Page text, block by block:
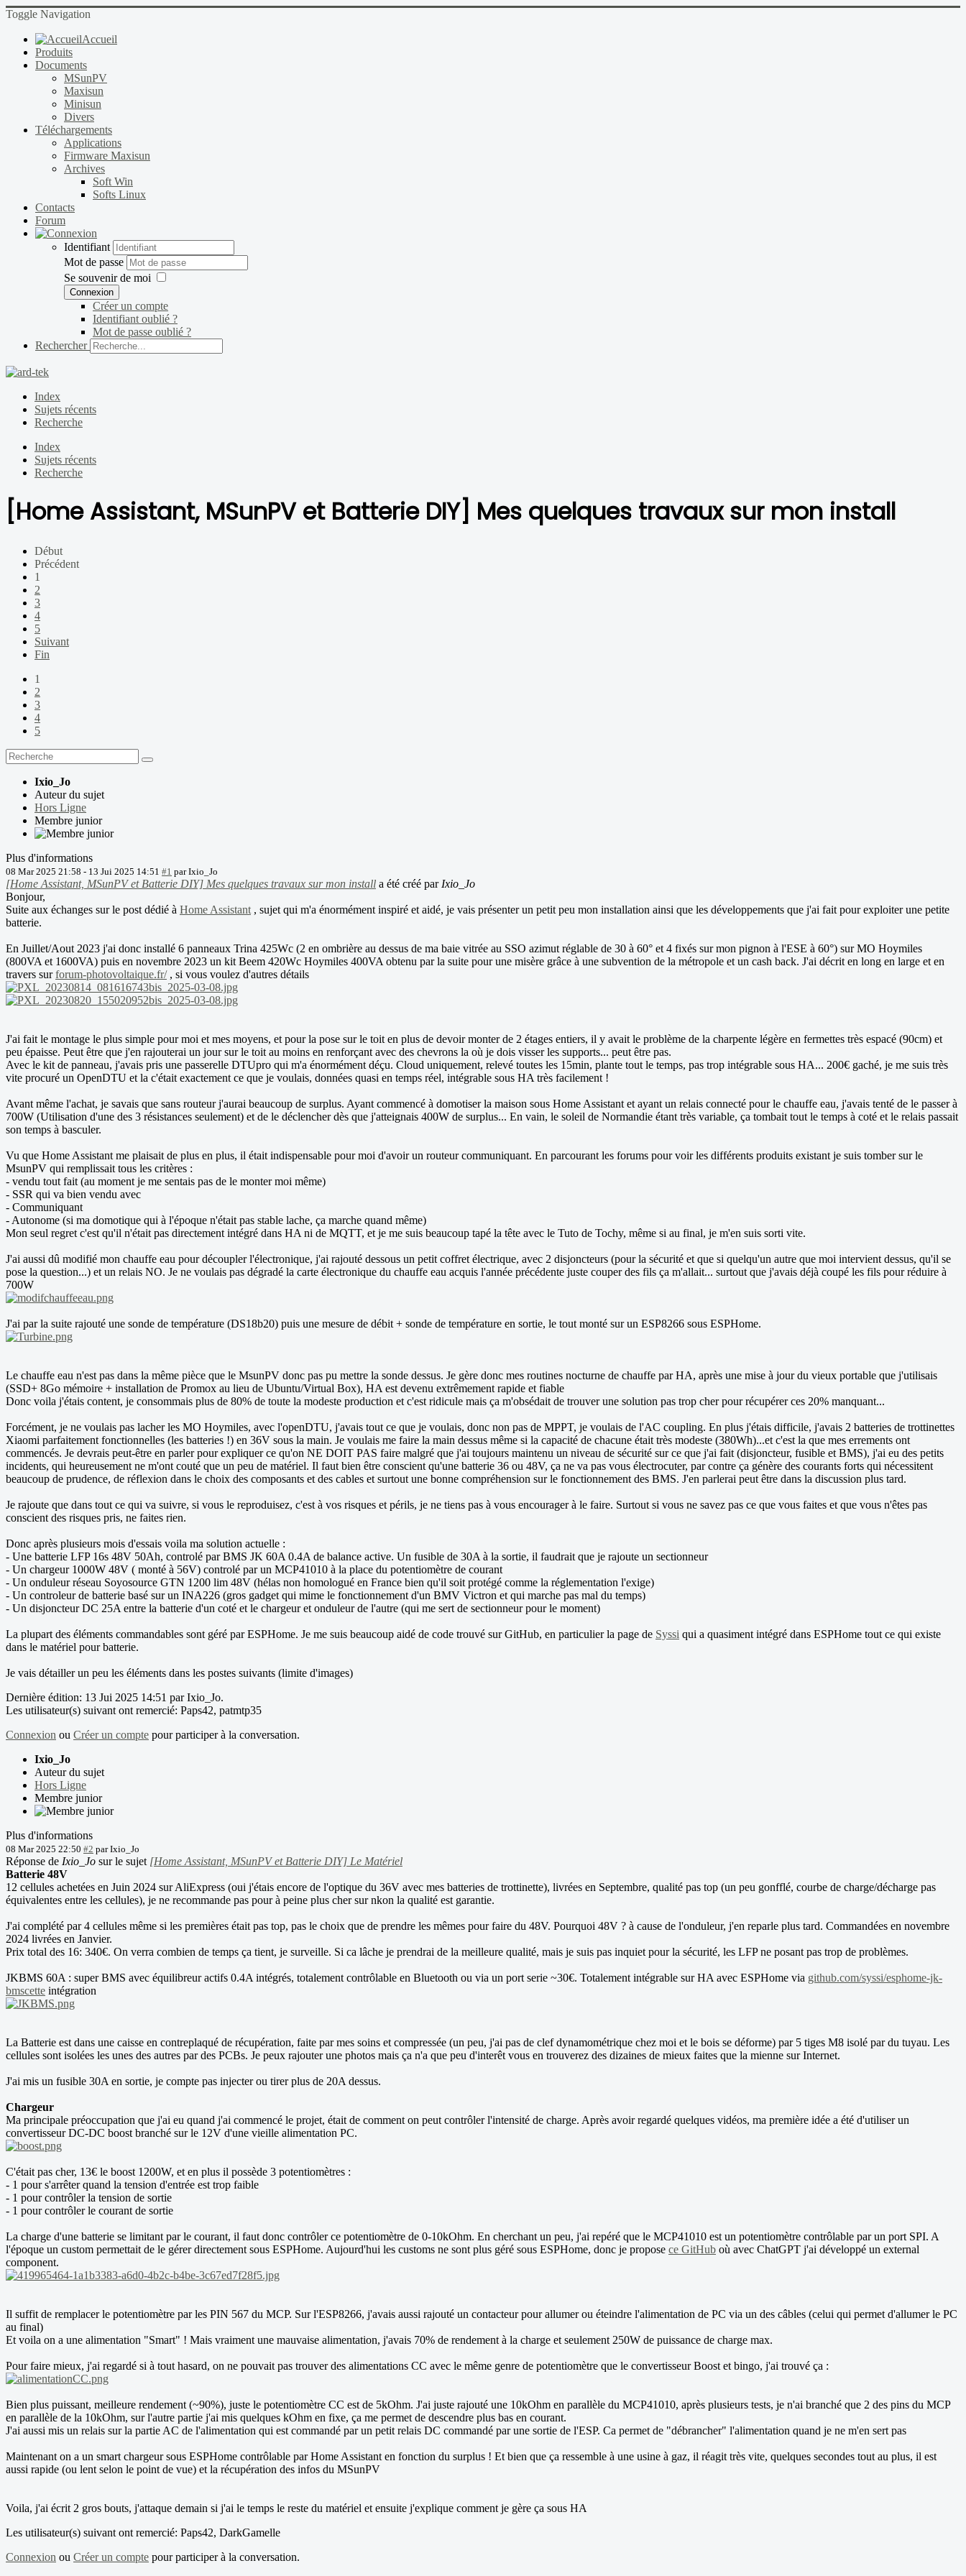
Toggle Navigation
Accueil
Produits
Documents
MSunPV
Maxisun
Minisun
Divers
Téléchargements
Applications
Firmware Maxisun
Archives
Soft Win
Softs Linux
Contacts
Forum
Identifiant
Mot de passe
Se souvenir de moi
Connexion
Créer un compte
Identifiant oublié ?
Mot de passe oublié ?
Rechercher
Index
Sujets récents
Recherche
Index
Sujets récents
Recherche
[Home Assistant, MSunPV et Batterie DIY] Mes quelques travaux sur mon install
Début
Précédent
1
2
3
4
5
Suivant
Fin
1
2
3
4
5
Ixio_Jo
Auteur du sujet
Hors Ligne
Membre junior
Plus d'informations
08 Mar 2025 21:58 - 13 Jui 2025 14:51 #1 parIxio_Jo
[Home Assistant, MSunPV et Batterie DIY] Mes quelques travaux sur mon install a été créé par Ixio_Jo
Bonjour,
Suite aux échanges sur le post dédié à Home Assistant , sujet qui m'a énormément inspiré et aidé, je vais présenter un petit peu mon installation ainsi que les développements que j'ai fait pour exploiter une petite
batterie.
En Juillet/Aout 2023 j'ai donc installé 6 panneaux Trina 425Wc (2 en ombrière au dessus de ma baie vitrée au SSO azimut réglable de 30 à 60° et 4 fixés sur mon pignon à l'ESE à 60°) sur MO Hoymiles
(800VA et 1600VA) puis en novembre 2023 un kit Beem 420Wc Hoymiles 400VA obtenu par la suite pour une misère grâce à une subvention de la métropole et un cash back. J'ai décrit en long en large et en
travers surforum-photovoltaique.fr/, si vous voulez d'autres détails
J'ai fait le montage le plus simple pour moi et mes moyens, et pour la pose sur le toit en plus de devoir monter de 2 étages entiers, il y avait le problème de la charpente légère en fermettes très espacé (90cm) et
peu épaisse. Peut être que j'en rajouterai un jour sur le toit au moins en renforçant avec des chevrons la où je dois visser les supports... peut être pas.
Avec le kit de panneau, j'avais pris une passerelle DTUpro qui m'a énormément déçu. Cloud uniquement, relevé toutes les 15min, plante tout le temps, pas trop intégrable sous HA... 200€ gaché, je me suis très
vite procuré un OpenDTU et la c'était exactement ce que je voulais, données quasi en temps réel, intégrable sous HA très facilement !
Avant même l'achat, je savais que sans routeur j'aurai beaucoup de surplus. Ayant commencé à domotiser la maison sous Home Assistant et ayant un relais connecté pour le chauffe eau, j'avais tenté de le passer à
700W (Utilisation d'une des 3 résistances seulement) et de le déclencher dès que j'atteignais 400W de surplus... En vain, le soleil de Normandie étant très variable, ça tombait tout le temps à coté et le relais passait
son temps à basculer.
Vu que Home Assistant me plaisait de plus en plus, il était indispensable pour moi d'avoir un routeur communiquant. En parcourant les forums pour voir les différents produits existant je suis tomber sur le
MsunPV qui remplissait tous les critères :
- vendu tout fait (au moment je me sentais pas de le monter moi même)
- SSR qui va bien vendu avec
- Communiquant
- Autonome (si ma domotique qui à l'époque n'était pas stable lache, ça marche quand même)
Mon seul regret c'est qu'il n'était pas directement intégré dans HA ni de MQTT, et je me suis beaucoup tapé la tête avec le Tuto de Tochy, même si au final, je m'en suis sorti vite.
J'ai aussi dû modifié mon chauffe eau pour découpler l'électronique, j'ai rajouté dessous un petit coffret électrique, avec 2 disjoncteurs (pour la sécurité et que si quelqu'un autre que moi intervient dessus, qu'il se
pose la question...) et un relais NO. Je ne voulais pas dégradé la carte électronique du chauffe eau acquis l'année précédente juste couper des fils ça m'allait... surtout que j'avais déjà coupé les fils pour réduire à
700W
J'ai par la suite rajouté une sonde de température (DS18b20) puis une mesure de débit + sonde de température en sortie, le tout monté sur un ESP8266 sous ESPHome.
Le chauffe eau n'est pas dans la même pièce que le MsunPV donc pas pu mettre la sonde dessus. Je gère donc mes routines nocturne de chauffe par HA, après une mise à jour du vieux portable que j'utilisais
(SSD+ 8Go mémoire + installation de Promox au lieu de Ubuntu/Virtual Box), HA est devenu extrêmement rapide et fiable
Donc voila j'étais content, je consommais plus de 80% de toute la modeste production et c'est ridicule mais ça m'obsédait de trouver une solution pas trop cher pour récupérer ces 20% manquant...
Forcément, je ne voulais pas lacher les MO Hoymiles, avec l'openDTU, j'avais tout ce que je voulais, donc non pas de MPPT, je voulais de l'AC coupling. En plus j'étais difficile, j'avais 2 batteries de trottinettes
Xiaomi parfaitement fonctionnelles (les batteries !) en 36V sous la main. Je voulais me faire la main dessus même si la capacité de chacune était très modeste (380Wh)...et c'est la que mes errements ont
commencés. Je devrais peut-être en parler pour expliquer ce qu'on NE DOIT PAS faire malgré que j'ai toujours maintenu un niveau de sécurité sur ce que j'ai fait (disjoncteur, fusible et BMS), j'ai eu des petits
incidents, qui heureusement ne m'ont couté que un peu de matériel. Il faut bien être conscient qu'une batterie 36 ou 48V, ça ne va pas vous électrocuter, par contre ça génère des courants forts qui nécessitent
beaucoup de prudence, de réflexion dans le choix des composants et des cables et surtout une bonne compréhension sur le fonctionnement des BMS. J'en parlerai peut être dans la discussion plus tard.
Je rajoute que dans tout ce qui va suivre, si vous le reproduisez, c'est à vos risques et périls, je ne tiens pas à vous encourager à le faire. Surtout si vous ne savez pas ce que vous faites et que vous n'êtes pas
conscient des risques pris, ne faites rien.
Donc après plusieurs mois d'essais voila ma solution actuelle :
- Une batterie LFP 16s 48V 50Ah, controlé par BMS JK 60A 0.4A de balance active. Un fusible de 30A à la sortie, il faudrait que je rajoute un sectionneur
- Un chargeur 1000W 48V ( monté à 56V) controlé par un MCP41010 à la place du potentiomètre de courant
- Un onduleur réseau Soyosource GTN 1200 lim 48V (hélas non homologué en France bien qu'il soit protégé comme la réglementation l'exige)
- Un controleur de batterie basé sur un INA226 (gros gadget qui mime le fonctionnement d'un BMV Victron et qui marche pas mal du temps)
- Un disjoncteur DC 25A entre la batterie d'un coté et le chargeur et onduleur de l'autre (qui me sert de sectionneur pour le moment)
La plupart des éléments commandables sont géré par ESPHome. Je me suis beaucoup aidé de code trouvé sur GitHub, en particulier la page de Syssi qui a quasiment intégré dans ESPHome tout ce qui existe
dans le matériel pour batterie.
Je vais détailler un peu les éléments dans les postes suivants (limite d'images)
Dernière édition: 13 Jui 2025 14:51 parIxio_Jo.
Les utilisateur(s) suivant ont remercié: Paps42, patmtp35
Connexion ou Créer un compte pour participer à la conversation.
Ixio_Jo
Auteur du sujet
Hors Ligne
Membre junior
Plus d'informations
08 Mar 2025 22:50 #2 parIxio_Jo
Réponse de Ixio_Jo sur le sujet [Home Assistant, MSunPV et Batterie DIY] Le Matériel
Batterie 48V
12 cellules achetées en Juin 2024 sur AliExpress (oui j'étais encore de l'optique du 36V avec mes batteries de trottinette), livrées en Septembre, qualité pas top (un peu gonfflé, courbe de charge/décharge pas
équivalentes entre les cellules), je ne recommande pas pour à peine plus cher sur nkon la qualité est garantie.
J'ai complété par 4 cellules même si les premières était pas top, pas le choix que de prendre les mêmes pour faire du 48V. Pourquoi 48V ? à cause de l'onduleur, j'en reparle plus tard. Commandées en novembre
2024 livrées en Janvier.
Prix total des 16: 340€. On verra combien de temps ça tient, je surveille. Si ca lâche je prendrai de la meilleure qualité, mais je suis pas inquiet pour la sécurité, les LFP ne posant pas trop de problèmes.
JKBMS 60A : super BMS avec équilibreur actifs 0.4A intégrés, totalement contrôlable en Bluetooth ou via un port serie ~30€. Totalement intégrable sur HA avec ESPHome via github.com/syssi/esphome-jk-
bmscette intégration
La Batterie est dans une caisse en contreplaqué de récupération, faite par mes soins et compressée (un peu, j'ai pas de clef dynamométrique chez moi et le bois se déforme) par 5 tiges M8 isolé par du tuyau. Les
cellules sont isolées les unes des autres par des PCBs. Je peux rajouter une photos mais ça n'a que peu d'interêt vous en trouverez des dizaines de mieux faites que la mienne sur Internet.
J'ai mis un fusible 30A en sortie, je compte pas injecter ou tirer plus de 20A dessus.
Chargeur
Ma principale préoccupation que j'ai eu quand j'ai commencé le projet, était de comment on peut contrôler l'intensité de charge. Après avoir regardé quelques vidéos, ma première idée a été d'utiliser un
convertisseur DC-DC boost branché sur le 12V d'une vieille alimentation PC.
C'était pas cher, 13€ le boost 1200W, et en plus il possède 3 potentiomètres :
- 1 pour s'arrêter quand la tension d'entrée est trop faible
- 1 pour contrôler la tension de sortie
- 1 pour contrôler le courant de sortie
La charge d'une batterie se limitant par le courant, il faut donc contrôler ce potentiomètre de 0-10kOhm. En cherchant un peu, j'ai repéré que le MCP41010 est un potentiomètre contrôlable par un port SPI. A
l'époque un custom permettait de le gérer directement sous ESPHome. Aujourd'hui les customs ne sont plus géré sous ESPHome, donc je propose ce GitHub où avec ChatGPT j'ai développé un external
component.
Il suffit de remplacer le potentiomètre par les PIN 567 du MCP. Sur l'ESP8266, j'avais aussi rajouté un contacteur pour allumer ou éteindre l'alimentation de PC via un des câbles (celui qui permet d'allumer le PC
au final)
Et voila on a une alimentation "Smart" ! Mais vraiment une mauvaise alimentation, j'avais 70% de rendement à la charge et seulement 250W de puissance de charge max.
Pour faire mieux, j'ai regardé si à tout hasard, on ne pouvait pas trouver des alimentations CC avec le même genre de potentiomètre que le convertisseur Boost et bingo, j'ai trouvé ça :
Bien plus puissant, meilleure rendement (~90%), juste le potentiomètre CC est de 5kOhm. J'ai juste rajouté une 10kOhm en parallèle du MCP41010, après plusieurs tests, je n'ai branché que 2 des pins du MCP
en parallèle de la 10kOhm, sur l'autre partie j'ai mis quelques kOhm en fixe, ça me permet de descendre plus bas en courant.
J'ai aussi mis un relais sur la partie AC de l'alimentation qui est commandé par un petit relais DC commandé par une sortie de l'ESP. Ca permet de "débrancher" l'alimentation quand je ne m'en sert pas
Maintenant on a un smart chargeur sous ESPHome contrôlable par Home Assistant en fonction du surplus ! Et bien que ça ressemble à une usine à gaz, il réagit très vite, quelques secondes tout au plus, il est
aussi rapide (ou lent selon le point de vue) et la récupération des infos du MSunPV
Voila, j'ai écrit 2 gros bouts, j'attaque demain si j'ai le temps le reste du matériel et ensuite j'explique comment je gère ça sous HA
Les utilisateur(s) suivant ont remercié: Paps42, DarkGamelle
Connexion ou Créer un compte pour participer à la conversation.